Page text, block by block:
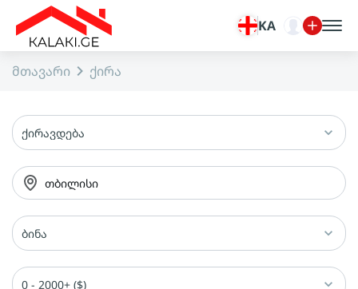
KA
მთავარი ქირა
ქირავდება
თბილისი
ბინა
0 - 2000+ ($)